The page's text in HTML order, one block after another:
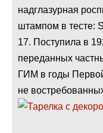
надглазурная
штампом в тесте:
17. Поступила в
переданных
ГИМ в годы
не